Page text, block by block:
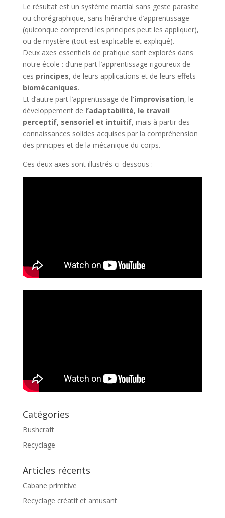
Le résultat est un système martial sans geste parasite
ou chorégraphique, sans hiérarchie d’apprentissage
(quiconque comprend les principes peut les appliquer),
ou de mystère (tout est explicable et expliqué).
Deux axes essentiels de pratique sont explorés dans
notre école : d’une part l’apprentissage rigoureux de
ces principes, de leurs applications et de leurs effets
biomécaniques.
Et d’autre part l’apprentissage de l’improvisation, le
développement de l’adaptabilité, le travail
perceptif, sensoriel et intuitif, mais à partir des
connaissances solides acquises par la compréhension
des principes et de la mécanique du corps.
Ces deux axes sont illustrés ci-dessous :
Catégories
Bushcraft
Recyclage
Articles récents
Cabane primitive
Recyclage créatif et amusant